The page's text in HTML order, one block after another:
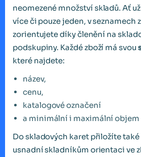
neomezené množství skladů. Ať
více či pouze jeden, v seznamech
zorientujete díky členění na
podskupiny. Každé zboží má svou
které najdete:
název,
cenu,
katalogové označení
a minimální i maximální objem
Do skladových karet přiložíte také
usnadní skladníkům orientaci ve